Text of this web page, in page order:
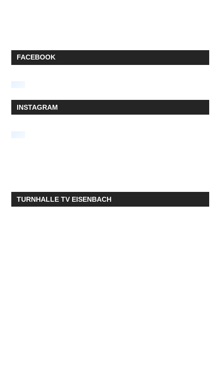
FACEBOOK
INSTAGRAM
TURNHALLE TV EISENBACH